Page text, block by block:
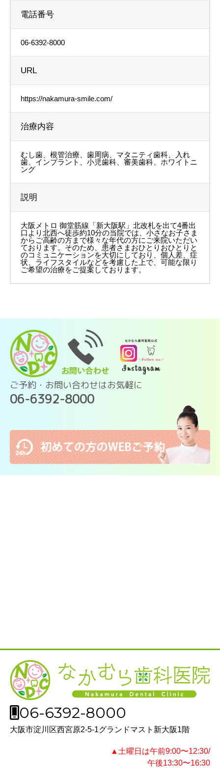
電話番号
06-6392-8000
URL
https://nakamura-smile.com/
治療内容
むし歯、根管治療、歯周病、マタニティ歯科、入れ
歯、インプラント、小児歯科、審美歯科、ホワイトニ
ング
説明
大阪メトロ 御堂筋線「新大阪駅」北改札を出て4番出
口より北西へ徒歩約10分の当院では、小さなお子さま
からご高齢の方まで様々な年代の方にご来院いただい
ております。そのため、患者さまおひとりおひとりと
のコミュニケーションを大切にしており、個人差、症
状、ライフスタイルなどを考慮した上で、可能な限り
ご希望の治療をご提案しております。
ご予約・お問い合わせはお気軽に
06-6392-8000
06-6392-8000
大阪市淀川区西宮原2-5-1グランドマスト新大阪1階
▲土曜日は午前9:00〜12:30/
午後13:30〜16:30